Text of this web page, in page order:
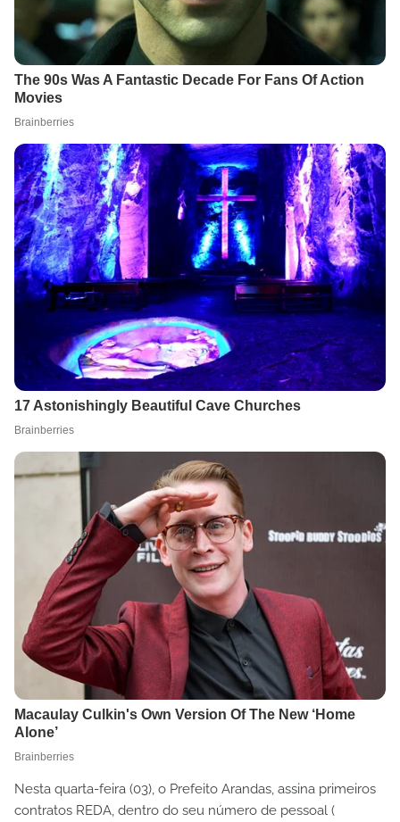
Nesta quarta-feira (03), o Prefeito Arandas, assina primeiros
contratos REDA, dentro do seu número de pessoal (